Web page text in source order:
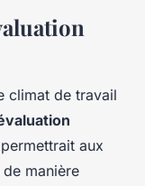
climat de travail
aux
manière